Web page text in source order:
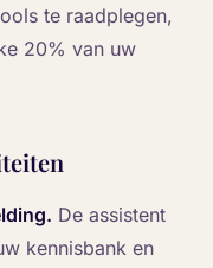
te raadplegen,
20% van uw
De assistent
kennisbank en